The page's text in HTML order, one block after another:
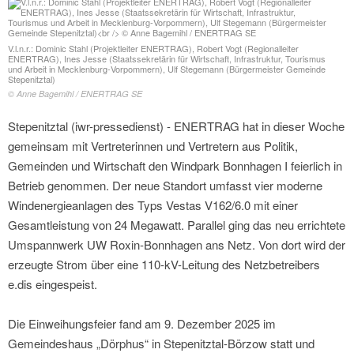
V.l.n.r.: Dominic Stahl (Projektleiter ENERTRAG), Robert Vogt (Regionalleiter
ENERTRAG), Ines Jesse (Staatssekretärin für Wirtschaft, Infrastruktur, Tourismus
und Arbeit in Mecklenburg-Vorpommern), Ulf Stegemann (Bürgermeister Gemeinde
Stepenitztal)
© Anne Bagemihl / ENERTRAG SE
Stepenitztal (iwr-pressedienst) - ENERTRAG hat in dieser Woche
gemeinsam mit Vertreterinnen und Vertretern aus Politik,
Gemeinden und Wirtschaft den Windpark Bonnhagen I feierlich in
Betrieb genommen. Der neue Standort umfasst vier moderne
Windenergieanlagen des Typs Vestas V162/6.0 mit einer
Gesamtleistung von 24 Megawatt. Parallel ging das neu errichtete
Umspannwerk UW Roxin-Bonnhagen ans Netz. Von dort wird der
erzeugte Strom über eine 110-kV-Leitung des Netzbetreibers
e.dis eingespeist.
Die Einweihungsfeier fand am 9. Dezember 2025 im
Gemeindeshaus „Dörphus“ in Stepenitztal-Börzow statt und